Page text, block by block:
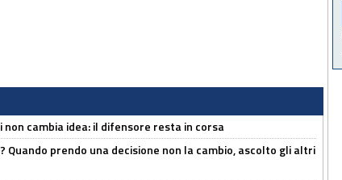
cambia idea: il difensore resta in corsa
Quando prendo una decisione non la cambio, ascolto gli altri